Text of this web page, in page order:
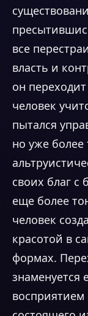
все
власть и
он
человек
пытался
но уже более
своих благ
еще более
человек
красотой в
формах.
знаменуется
восприятием